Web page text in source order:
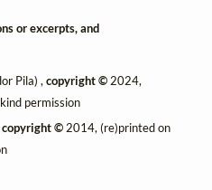
or excerpts, and
Pila) ,copyright ©2024,
permission
copyright ©2014, (re)printed on